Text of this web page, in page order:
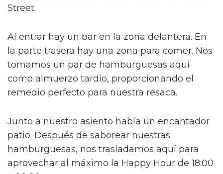
Street.
Al entrar hay un bar en la zona delantera. En
la parte trasera hay una zona para comer. Nos
tomamos un par de hamburguesas aquí
como almuerzo tardío, proporcionando el
remedio perfecto para nuestra resaca.
Junto a nuestro asiento había un encantador
patio. Después de saborear nuestras
hamburguesas, nos trasladamos aquí para
aprovechar al máximo la Happy Hour de 18:00